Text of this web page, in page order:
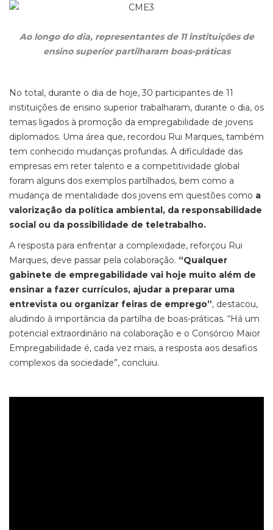
Ao longo do dia, representantes de 11 instituições de
ensino superior partilharam boas-práticas
No total, durante o dia de hoje, 30 participantes de 11
instituições de ensino superior trabalharam, durante o dia, os
temas ligados à promoção da empregabilidade de jovens
diplomados. Uma área que, recordou Rui Marques, também
tem conhecido mudanças profundas. A dificuldade das
empresas em reter talento e a competitividade global
foram alguns dos exemplos partilhados, bem como a
mudança de mentalidade dos jovens em questões como a
valorização da política ambiental, da responsabilidade
social ou da possibilidade de teletrabalho.
A resposta para enfrentar a complexidade, reforçou Rui
Marques, deve passar pela colaboração. “Qualquer
gabinete de empregabilidade vai hoje muito além de
ensinar a fazer currículos, ajudar a preparar uma
entrevista ou organizar feiras de emprego”, destacou,
aludindo à importância da partilha de boas-práticas. “Há um
potencial extraordinário na colaboração e o Consórcio Maior
Empregabilidade é, cada vez mais, a resposta aos desafios
complexos da sociedade”, concluiu.